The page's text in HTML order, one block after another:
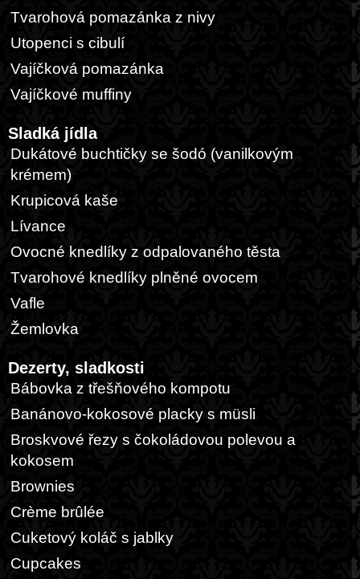
Tvarohová pomazánka z nivy
Utopenci s cibulí
Vajíčková pomazánka
Vajíčkové muffiny
Sladká jídla
Dukátové buchtičky se šodó (vanilkovým
krémem)
Krupicová kaše
Lívance
Ovocné knedlíky z odpalovaného těsta
Tvarohové knedlíky plněné ovocem
Vafle
Žemlovka
Dezerty, sladkosti
Bábovka z třešňového kompotu
Banánovo-kokosové placky s müsli
Broskvové řezy s čokoládovou polevou a
kokosem
Brownies
Crème brûlée
Cuketový koláč s jablky
Cupcakes